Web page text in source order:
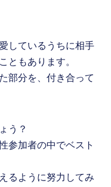
しているうちに相手
ともあります。
部分を、付き合って
う？
参加者の中でベスト
るように努力してみ